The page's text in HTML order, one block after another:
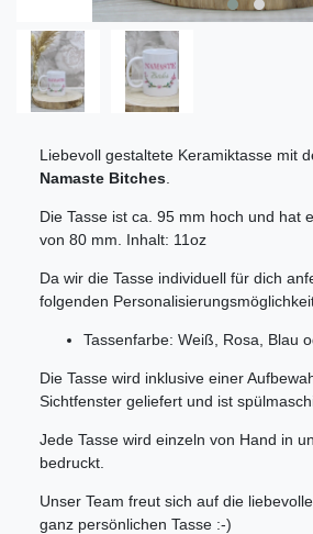
Liebevoll gestaltete Keramiktasse mit
Namaste Bitches
Die Tasse ist ca. 95 mm hoch und hat
von 80 mm. Inhalt: 11oz
Da wir die Tasse individuell für dich
folgenden
Tassenfarbe: Weiß, Rosa, Blau
Die Tasse wird inklusive einer
Sichtfenster geliefert und ist
Jede Tasse wird einzeln von Hand in
bedruckt.
Unser Team freut sich auf die
ganz persönlichen Tasse :-)